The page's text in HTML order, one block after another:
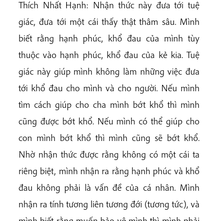
Thích Nhất Hạnh: Nhận thức này đưa tới tuệ
giác, đưa tới một cái thấy thật thâm sâu. Mình
biết rằng hạnh phúc, khổ đau của mình tùy
thuộc vào hạnh phúc, khổ đau của kẻ kia. Tuệ
giác này giúp mình không làm những việc đưa
tới khổ đau cho mình và cho người. Nếu mình
tìm cách giúp cho cha mình bớt khổ thì mình
cũng được bớt khổ. Nếu mình có thể giúp cho
con mình bớt khổ thì mình cũng sẽ bớt khổ.
Nhờ nhận thức được rằng không có một cái ta
riêng biệt, mình nhận ra rằng hạnh phúc và khổ
đau không phải là vấn đề của cá nhân. Mình
nhận ra tính tương liên tương đới (tương tức), và